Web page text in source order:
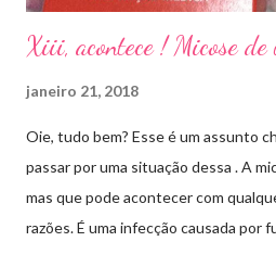
Xiii, acontece ! Micose de
janeiro 21, 2018
Oie, tudo bem? Esse é um assunto
passar por uma situação dessa . A
mas que pode acontecer com
razões. É uma infecção causada por